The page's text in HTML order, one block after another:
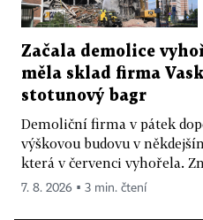
Začala demolice
měla sklad firma
stotunový bagr
Demoliční firma v pátek
výškovou budovu v
která v červenci vyhořela.
7. 8. 2026 ▪ 3 min. čtení